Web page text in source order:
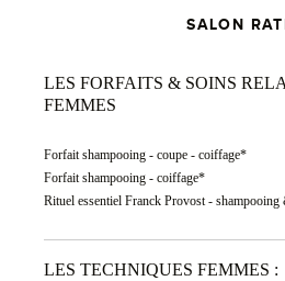
SALON
LES FORFAITS & SOINS
FEMMES
Forfait shampooing - coupe - coiffage*
Forfait shampooing - coiffage*
Rituel essentiel Franck Provost - shampooing
LES TECHNIQUES FEMMES :